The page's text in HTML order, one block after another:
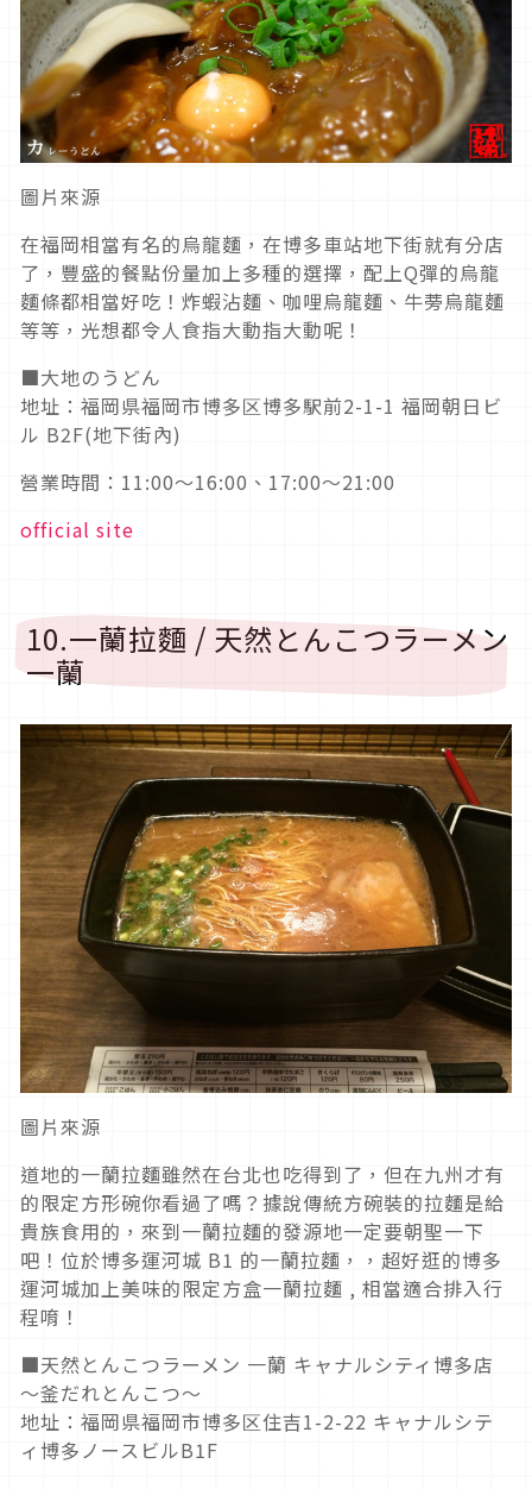
圖片來源
在福岡相當有名的烏龍麵，在博多車站地下街就有分店
了，豐盛的餐點份量加上多種的選擇，配上Q彈的烏龍
麵條都相當好吃！炸蝦沾麵、咖哩烏龍麵、牛蒡烏龍麵
等等，光想都令人食指大動指大動呢！
■大地のうどん
地址：福岡県福岡市博多区博多駅前2-1-1 福岡朝日ビ
ル B2F(地下街內)
營業時間：11:00～16:00、17:00～21:00
official site
10.一蘭拉麵 / 天然とんこつラーメン
一蘭
圖片來源
道地的一蘭拉麵雖然在台北也吃得到了，但在九州才有
的限定方形碗你看過了嗎？據說傳統方碗裝的拉麵是給
貴族食用的，來到一蘭拉麵的發源地一定要朝聖一下
吧！位於博多運河城 B1 的一蘭拉麵，，超好逛的博多
運河城加上美味的限定方盒一蘭拉麵 , 相當適合排入行
程唷！
■天然とんこつラーメン 一蘭 キャナルシティ博多店
～釜だれとんこつ～
地址：福岡県福岡市博多区住吉1-2-22 キャナルシテ
ィ博多ノースビルB1F